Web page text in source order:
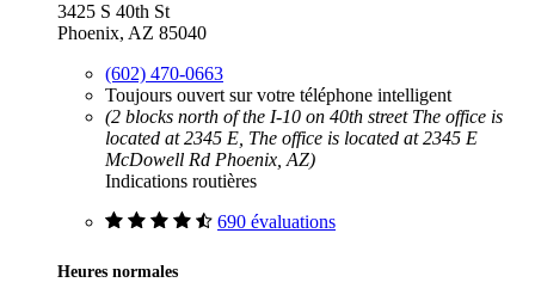
3425 S 40th St
Phoenix, AZ 85040
(602) 470-0663
Toujours ouvert sur votre téléphone intelligent
(2 blocks north of the I-10 on 40th street The office is
located at 2345 E, The office is located at 2345 E
McDowell Rd Phoenix, AZ)
Indications routières
690 évaluations
Heures normales